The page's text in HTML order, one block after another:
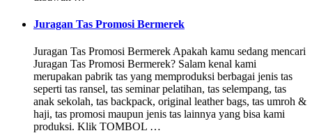
Juragan Tas Promosi Bermerek
Juragan Tas Promosi Bermerek Apakah kamu sedang mencari
Juragan Tas Promosi Bermerek? Salam kenal kami
merupakan pabrik tas yang memproduksi berbagai jenis tas
seperti tas ransel, tas seminar pelatihan, tas selempang, tas
anak sekolah, tas backpack, original leather bags, tas umroh &
haji, tas promosi maupun jenis tas lainnya yang bisa kami
produksi. Klik TOMBOL …